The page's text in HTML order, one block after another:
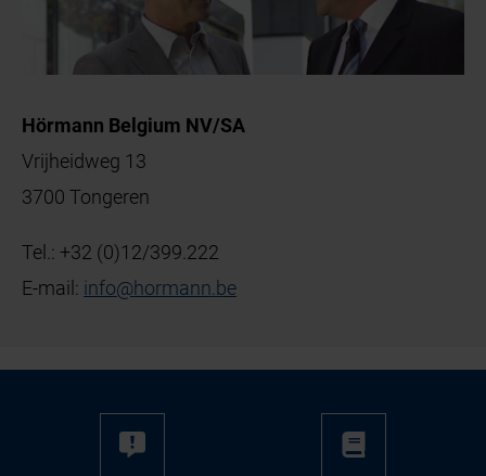
Hörmann Belgium NV/SA
Vrijheidweg 13
3700 Tongeren
Tel.: +32 (0)12/399.222
E-mail: info@hormann be